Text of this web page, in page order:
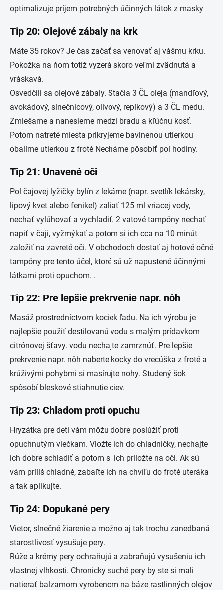
optimalizuje príjem potrebných účinných látok z masky
Tip 20: Olejové zábaly na krk
Máte 35 rokov? Je čas začať sa venovať aj vášmu krku.
Pokožka na ňom totiž vyzerá skoro veľmi zvädnutá a
vráskavá.
Osvedčili sa olejové zábaly. Stačia 3 ČL oleja (mandľový,
avokádový, slnečnicový, olivový, repíkový) a 3 ČL medu.
Zmiešame a nanesieme medzi bradu a kľúčnu kosť.
Potom natreté miesta prikryjeme bavlnenou utierkou
obalíme utierkou z froté Necháme pôsobiť pol hodiny.
Tip 21: Unavené oči
Pol čajovej lyžičky bylín z lekárne (napr. svetlík lekársky,
lipový kvet alebo fenikel) zaliať 125 ml vriacej vody,
nechať vylúhovať a vychladiť. 2 vatové tampóny nechať
napiť v čaji, vyžmýkať a potom si ich cca na 10 minút
založiť na zavreté oči. V obchodoch dostať aj hotové očné
tampóny pre tento účel, ktoré sú už napustené účinnými
látkami proti opuchom. .
Tip 22: Pre lepšie prekrvenie napr. nôh
Masáž prostredníctvom kociek ľadu. Na ich výrobu je
najlepšie použiť destilovanú vodu s malým prídavkom
citrónovej šťavy. vodu nechajte zamrznúť. Pre lepšie
prekrvenie napr. nôh naberte kocky do vrecúška z froté a
krúživými pohybmi si masírujte nohy. Studený šok
spôsobí bleskové stiahnutie ciev.
Tip 23: Chladom proti opuchu
Hryzátka pre deti vám môžu dobre poslúžiť proti
opuchnutým viečkam. Vložte ich do chladničky, nechajte
ich dobre schladiť a potom si ich priložte na oči. Ak sú
vám príliš chladné, zabaľte ich na chvíľu do froté uteráka
a tak aplikujte.
Tip 24: Dopukané pery
Vietor, slnečné žiarenie a možno aj tak trochu zanedbaná
starostlivosť vysušuje pery.
Rúže a krémy pery ochraňujú a zabraňujú vysušeniu ich
vlastnej vlhkosti. Chronicky suché pery by ste si mali
natierať balzamom vyrobenom na báze rastlinných olejov